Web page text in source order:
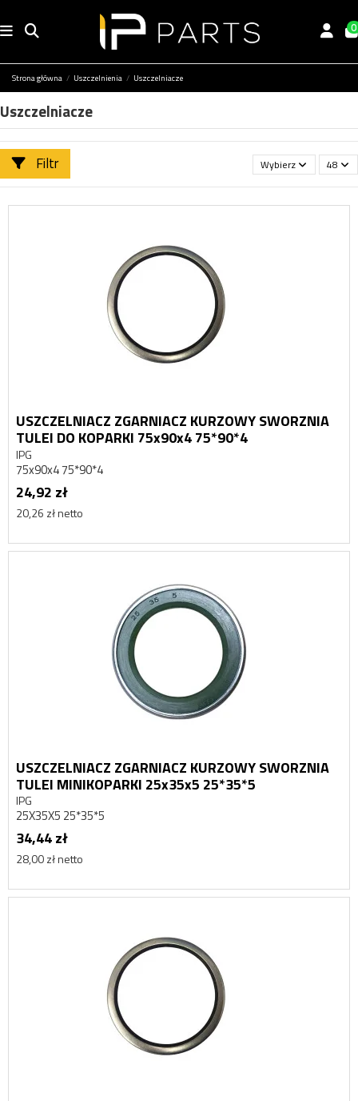
0
Strona główna Uszczelnienia Uszczelniacze
Uszczelniacze
Filtr Wybierz 48
USZCZELNIACZ ZGARNIACZ KURZOWY SWORZNIA
TULEI DO KOPARKI 75x90x4 75*90*4
IPG
75x90x4 75*90*4
24,92 zł
20,26 zł netto
USZCZELNIACZ ZGARNIACZ KURZOWY SWORZNIA
TULEI MINIKOPARKI 25x35x5 25*35*5
IPG
25X35X5 25*35*5
34,44 zł
28,00 zł netto